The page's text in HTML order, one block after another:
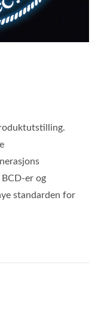
er og
standarden for